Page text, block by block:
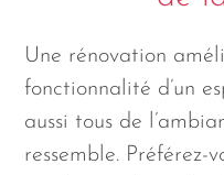
Une rénovation
fonctionnalité d’un
aussi tous de
ressemble. Préférez-